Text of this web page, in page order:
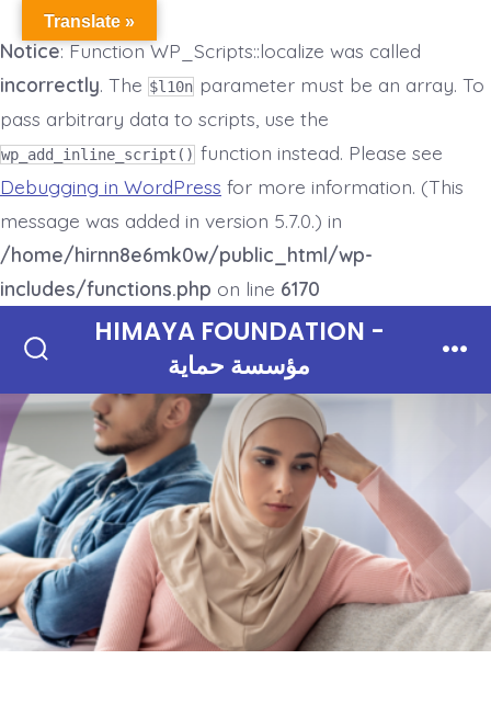
Notice: Function WP_Scripts::localize was called
incorrectly. The $l10n parameter must be an array. To
pass arbitrary data to scripts, use the
wp_add_inline_script() function instead. Please see
Debugging in WordPress for more information. (This
message was added in version 5.7.0.) in
/home/hirnn8e6mk0w/public_html/wp-
includes/functions.php on line 6170
contentToggle
HIMAYA FOUNDATION -
مؤسسة حماية
Translate »